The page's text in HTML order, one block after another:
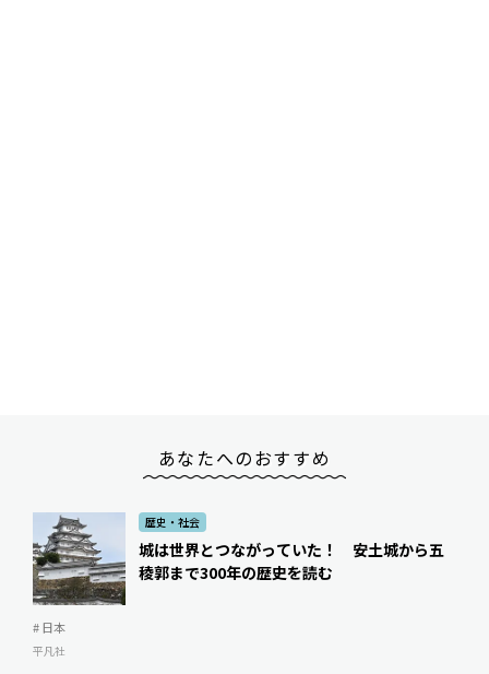
あなたへのおすすめ
歴史・社会
城は世界とつながっていた！ 安土城から五
稜郭まで300年の歴史を読む
# 日本
平凡社